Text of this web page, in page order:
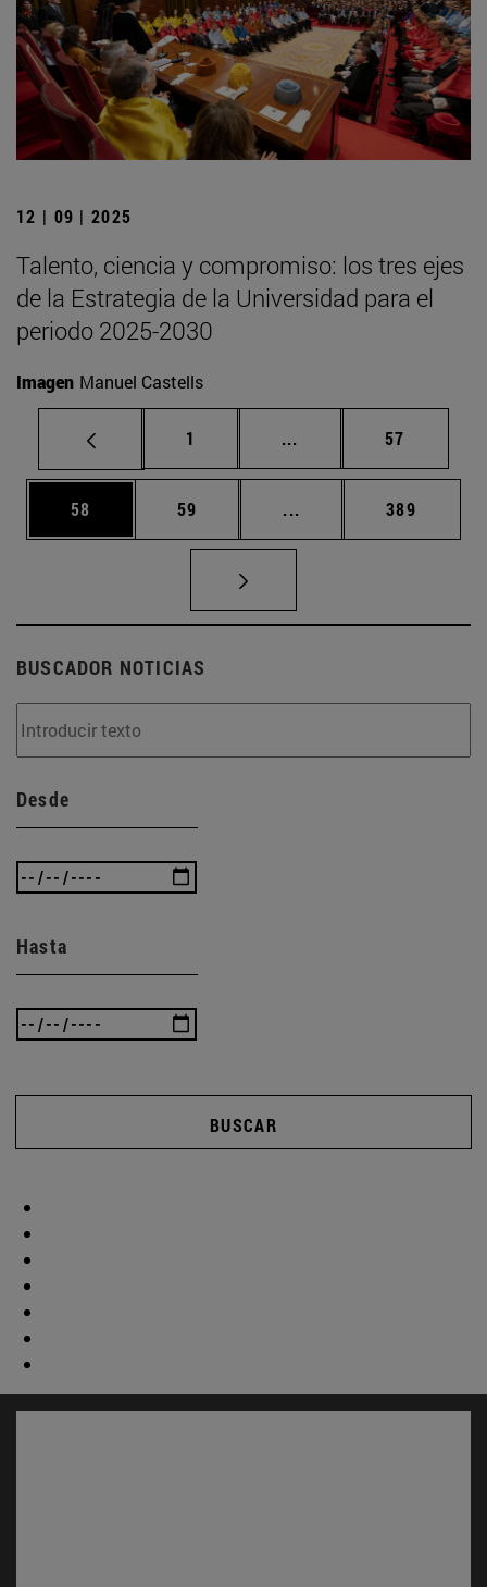
12 | 09 | 2025
Talento, ciencia y compromiso: los tres ejes
de la Estrategia de la Universidad para el
periodo 2025-2030
Imagen Manuel Castells
Página
1 ... Páginas intermedias
Página
57
Página
58 Página
59 ... Páginas intermedias
Página
389
BUSCADOR NOTICIAS
Desde
Hasta
BUSCAR